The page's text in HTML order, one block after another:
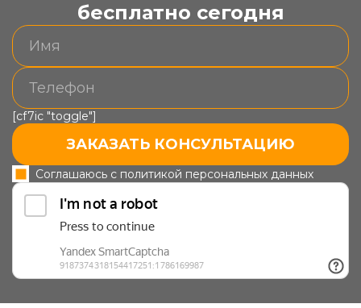
бесплатно сегодня
[cf7ic "toggle"]
ЗАКАЗАТЬ КОНСУЛЬТАЦИЮ
Соглашаюсь с политикой персональных данных